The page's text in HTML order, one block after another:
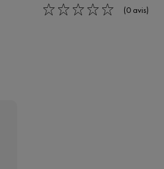
0/5 (0 avis)